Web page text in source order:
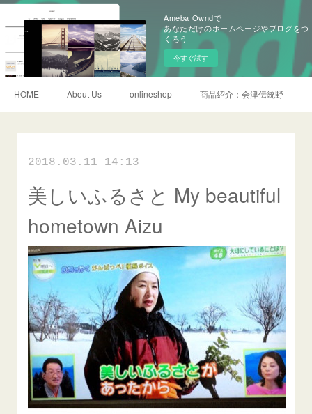
Ameba Owndで
あなただけのホームページやブログをつ
くろう
今すぐ試す
HOME About Us onlineshop 商品紹介：会津伝統野菜
2018.03.11 14:13
美しいふるさと My beautiful
hometown Aizu